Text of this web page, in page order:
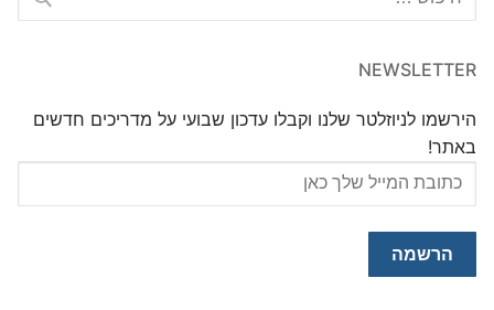
NEWSLETTER
הירשמו לניוזלטר שלנו וקבלו עדכון שבועי על מדריכים חדשים
באתר!